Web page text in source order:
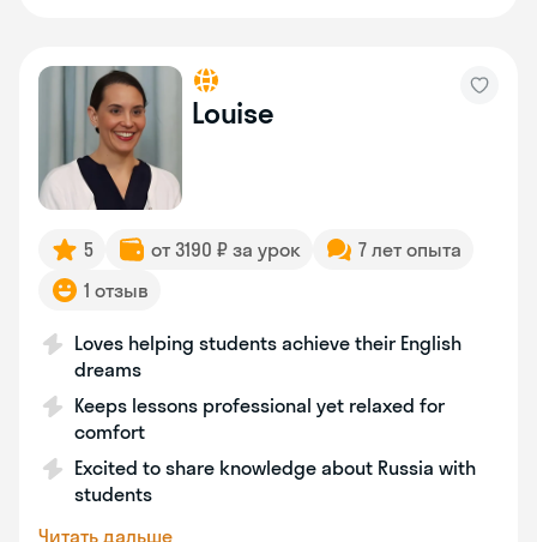
Louise
5 от 3190 ₽ за урок
7 лет опыта
1 отзыв
Loves helping students achieve their English
dreams
Keeps lessons professional yet relaxed for
comfort
Excited to share knowledge about Russia with
students
Читать дальше